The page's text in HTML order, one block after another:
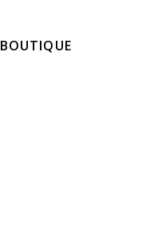
BOUTIQUE